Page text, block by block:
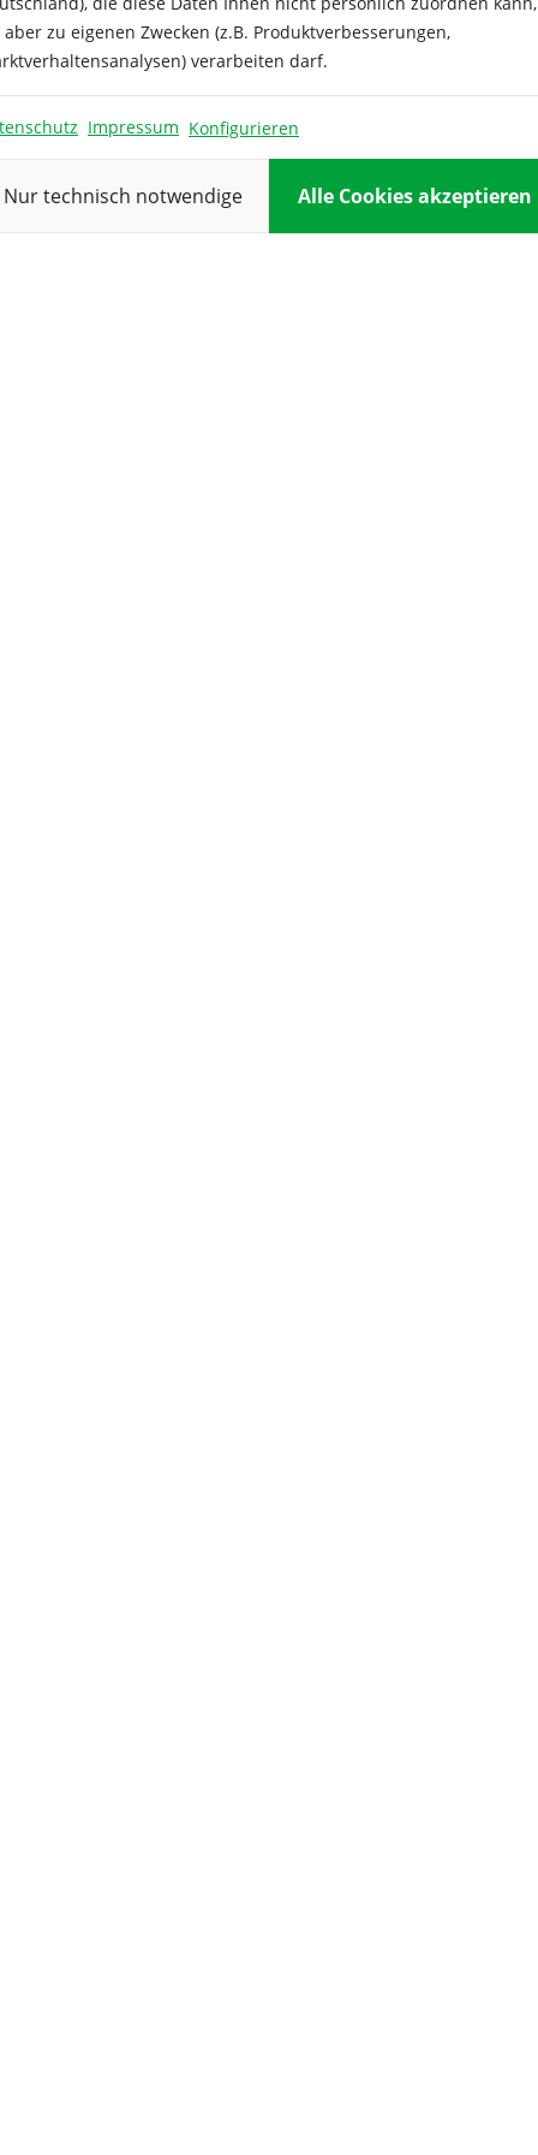
hohe Pflanzenvitalität.
eine sehr hohe
Entfernen Sie die
dem 1. Fruchtansatz und
die Haupttrieb nach
Marketmore
„Marketmore“ ist
walzenförmige,
Salat- und
Kernhaus.
ist fest- und
Diese Freilandgurkensorte
nach dem 6 Blatt. Diese
dieser historischen Gurke
Sie die Erhaltung der
€*
Picolino F1 ist eine
(Bio) Picolino F1
F1 ist eine Gurke von bester
und hat eine perfekte
von nur circa 12 cm. Eine
für den kleinen Hunger
Sie besitzt ein fein
€*
Die Freilandgurke
eine gleichmäßig
Wuchs. Diese
Pflanzen nach dem 6
(19,00 €
(Sparpackung)
Slangen (Chinesische
Ertragssichere
aber zu eigenen Zwecken (z.B. Produktverbesserungen,
verarbeiten darf.
Impressum Konfigurieren
Nur technisch notwendige Alle Cookies akzeptieren